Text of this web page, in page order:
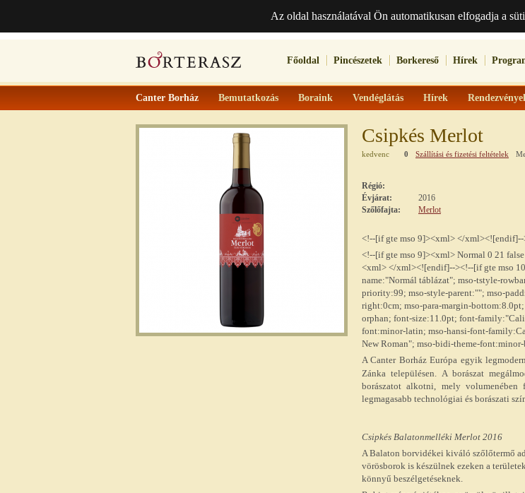
Az oldal használatával Ön automatikusan elfogadja a
Főoldal Pincészetek Borkereső Hírek
Canter Borház Bemutatkozás Boraink Vendéglátás Hírek
Csipkés Merlot
kedvenc 0 Szállítási és fizetési feltételek
Régió:
Évjárat:
2016
Szőlőfajta:
Merlot
<!--[if gte mso 9]><xml> </xml><![endif]--
<!--[if gte mso 9]><xml> Normal 0 21 false
<xml> </xml><![endif]--><!--[if gte mso
name:"Normál táblázat"; mso-tstyle-
priority:99; mso-style-parent:""; mso-
right:0cm; mso-para-margin-
orphan; font-size:11.0pt; font-
font:minor-latin; mso-hansi-font-
New Roman"; mso-bidi-theme-
A Canter Borház Európa egyik
Zánka településen. A borászat
borászatot alkotni, mely
legmagasabb technológiai és borászati
Csipkés Balatonmelléki Merlot 2016
A Balaton borvidékei kiváló szőlőtermő
vörösborok is készülnek ezeken a
könnyű beszélgetéseknek.